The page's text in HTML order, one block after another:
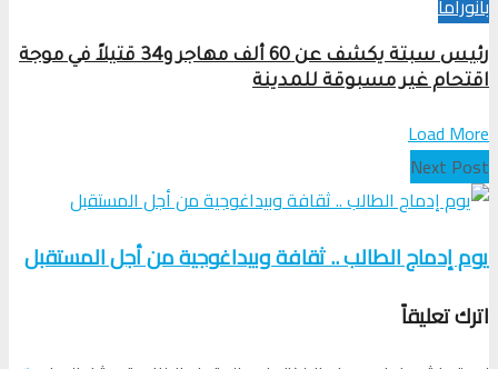
بانوراما
رئيس سبتة يكشف عن 60 ألف مهاجر و34 قتيلاً في موجة
اقتحام غير مسبوقة للمدينة
Load More
Next Post
يوم إدماج الطالب .. ثقافة وبيداغوجية من أجل المستقبل
اترك تعليقاً